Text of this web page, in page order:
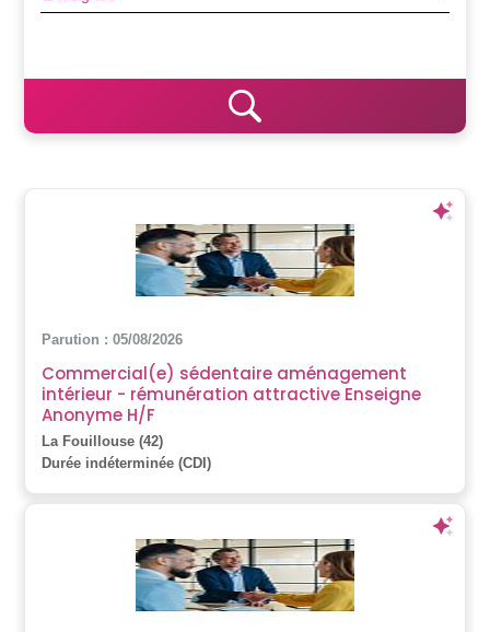
Parution : 05/08/2026
Commercial(e) sédentaire aménagement
intérieur - rémunération attractive Enseigne
Anonyme H/F
La Fouillouse (42)
Durée indéterminée (CDI)